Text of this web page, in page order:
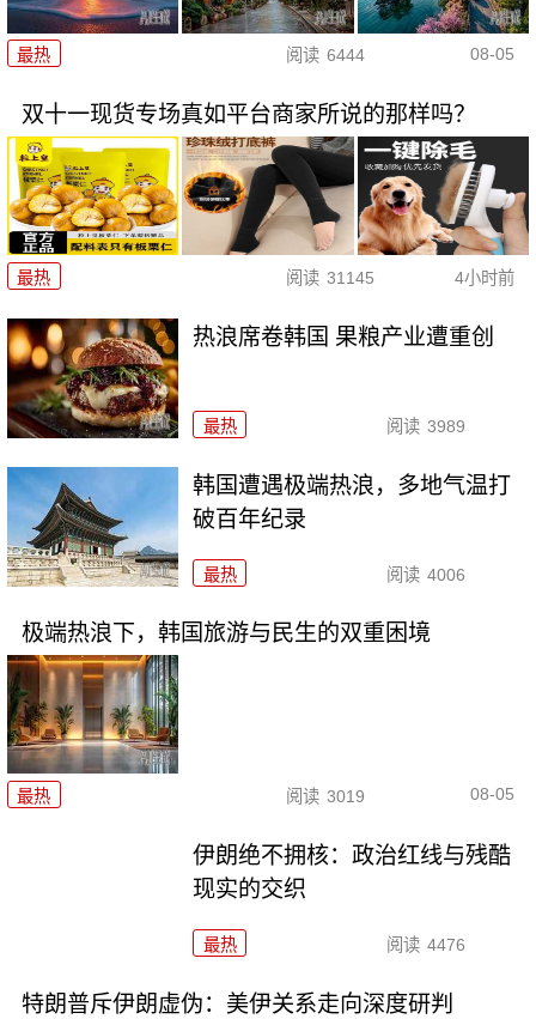
最热 阅读 6444 08-05
双十一现货专场真如平台商家所说的那样吗？
最热 阅读 31145 4小时前
热浪席卷韩国 果粮产业遭重创
最热 阅读 3989
韩国遭遇极端热浪，多地气温打
破百年纪录
最热 阅读 4006
极端热浪下，韩国旅游与民生的双重困境
最热 阅读 3019 08-05
伊朗绝不拥核：政治红线与残酷
现实的交织
最热 阅读 4476
特朗普斥伊朗虚伪：美伊关系走向深度研判